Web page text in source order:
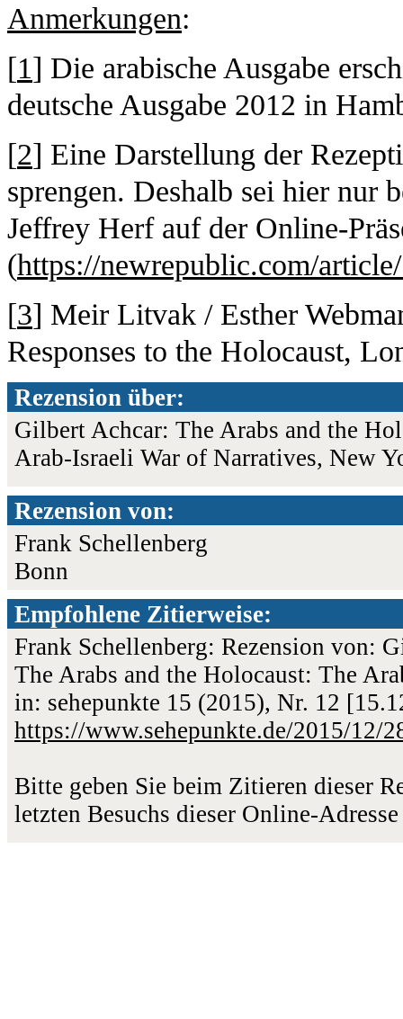
Anmerkungen:
[1] Die arabische Ausgabe
deutsche Ausgabe 2012 in
[2] Eine Darstellung der
sprengen. Deshalb sei hier nur
Jeffrey Herf auf der Online-
(https://newrepublic.com/
[3] Meir Litvak / Esther
Responses to the Holocaust,
Rezension über:
Gilbert Achcar: The Arabs and the
Arab-Israeli War of Narratives, New
Rezension von:
Frank Schellenberg
Bonn
Empfohlene Zitierweise:
Frank Schellenberg: Rezension von:
The Arabs and the Holocaust: The
in: sehepunkte 15 (2015), Nr. 12
https://www.sehepunkte.de/2015/12/
Bitte geben Sie beim Zitieren dieser
letzten Besuchs dieser Online-Adresse